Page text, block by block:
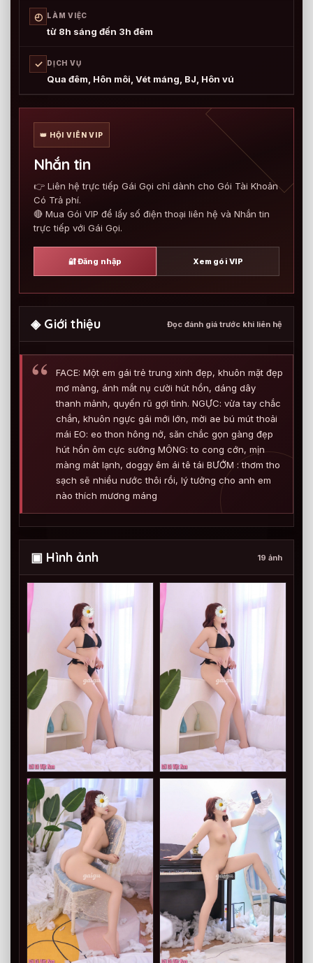
◴ LÀM VIỆC
từ 8h sáng đến 3h đêm
✓ DỊCH VỤ
Qua đêm, Hôn môi, Vét máng, BJ, Hôn vú
👑 HỘI VIÊN VIP
Nhắn tin
👉 Liên hệ trực tiếp Gái Gọi chỉ dành cho Gói Tài Khoản
Có Trả phí.
🔴 Mua Gói VIP để lấy số điện thoại liên hệ và Nhắn tin
trực tiếp với Gái Gọi.
🔐 Đăng nhập Xem gói VIP
◈ Giới thiệu Đọc đánh giá trước khi liên hệ
FACE: Một em gái trẻ trung xinh đẹp, khuôn mặt đẹp
mơ màng, ánh mắt nụ cười hút hồn, dáng dây
thanh mảnh, quyến rũ gợi tình. NGỰC: vừa tay chắc
chắn, khuôn ngực gái mới lớn, mời ae bú mút thoải
mái EO: eo thon hông nở, săn chắc gọn gàng đẹp
hút hồn ôm cực sướng MÔNG: to cong cớn, mịn
màng mát lạnh, doggy êm ái tê tái BƯỚM : thơm tho
sạch sẽ nhiều nước thôi rồi, lý tưởng cho anh em
nào thích mương máng
▣ Hình ảnh 19 ảnh